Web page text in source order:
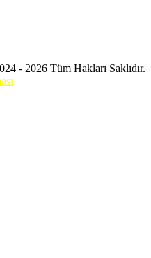
- 2026 Tüm Hakları Saklıdır.